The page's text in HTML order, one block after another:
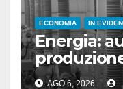
ECONOMIA IN
Energia:
AGO 6, 2026